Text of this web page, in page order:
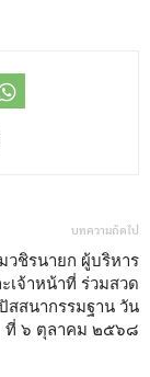
บทความถัดไป
วชิรนายก ผู้บริหาร
เจ้าหน้าที่ ร่วมสวด
สนากรรมฐาน วัน
ที่ ๖ ตุลาคม ๒๕๖๘